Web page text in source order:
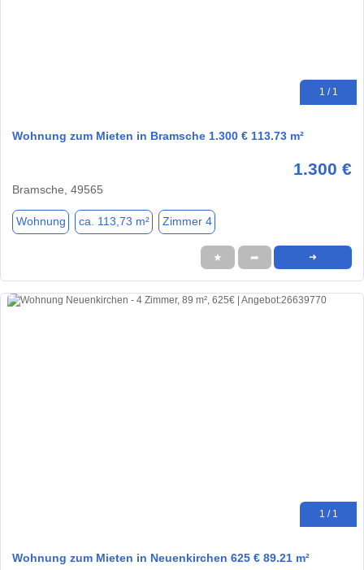
1 / 1
Wohnung zum Mieten in Bramsche 1.300 € 113.73 m²
1.300 €
Bramsche, 49565
Wohnung ca. 113,73 m² Zimmer 4
★ ➦ ➜
1 / 1
Wohnung zum Mieten in Neuenkirchen 625 € 89.21 m²